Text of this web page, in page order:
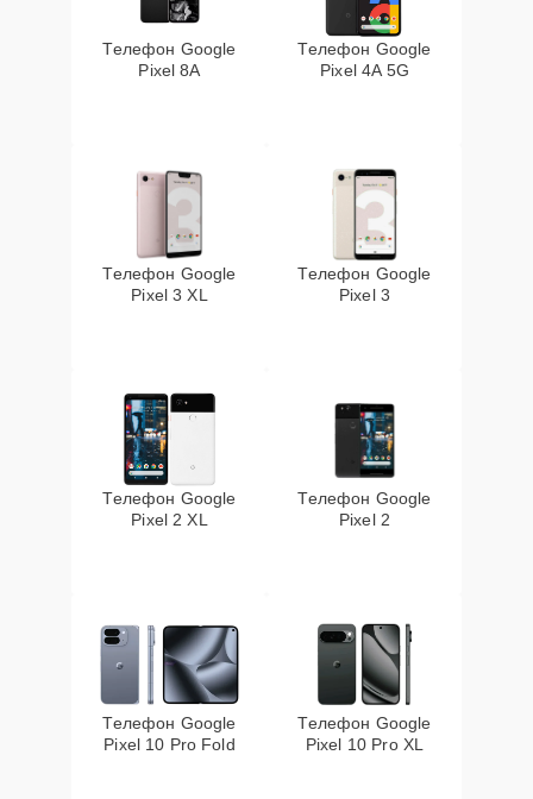
Телефон Google
Pixel 8A
Телефон Google
Pixel 4A 5G
Телефон Google
Pixel 3 XL
Телефон Google
Pixel 3
Телефон Google
Pixel 2 XL
Телефон Google
Pixel 2
Телефон Google
Pixel 10 Pro Fold
Телефон Google
Pixel 10 Pro XL